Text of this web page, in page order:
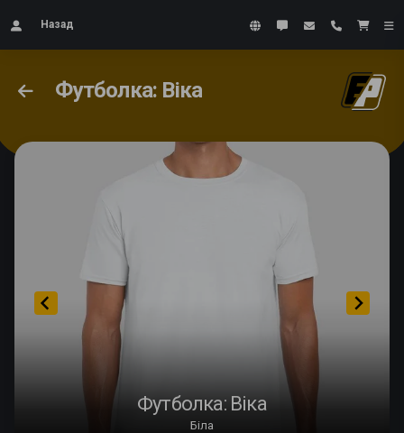
Назад
Футболка: Віка
Футболка: Віка
Біла